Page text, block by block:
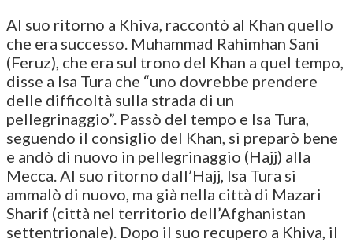
Al suo ritorno a Khiva, raccontò al Khan quello
che era successo. Muhammad Rahimhan Sani
(Feruz), che era sul trono del Khan a quel tempo,
disse a Isa Tura che “uno dovrebbe prendere
delle difficoltà sulla strada di un
pellegrinaggio”. Passò del tempo e Isa Tura,
seguendo il consiglio del Khan, si preparò bene
e andò di nuovo in pellegrinaggio (Hajj) alla
Mecca. Al suo ritorno dall’Hajj, Isa Tura si
ammalò di nuovo, ma già nella città di Mazari
Sharif (città nel territorio dell’Afghanistan
settentrionale). Dopo il suo recupero a Khiva, il